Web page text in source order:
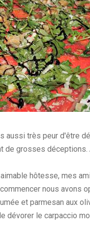
aussi très peur d'être
de grosses
hôtesse, mes
nous avons
et parmesan aux
le carpaccio